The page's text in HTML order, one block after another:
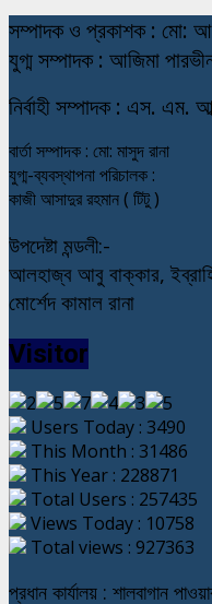
সম্পাদক ও প্রকাশক : মো:
যুগ্ম সম্পাদক : আজিমা
নির্বাহী সম্পাদক : এস. এম.
বার্তা সম্পাদক : মো: মাসুদ রানা
যুগ্ম-ব্যবস্থাপনা পরিচালক :
কাজী আসাদুর রহমান ( টিটু )
উপদেষ্টা মন্ডলী:-
আলহাজ্ব আবু বাক্কার,
মোর্শেদ কামাল রানা
Visitor
Users Today : 3490
This Month : 31486
This Year : 228871
Total Users : 257435
Views Today : 10758
Total views : 927363
প্রধান কার্যালয় : শালবাগান